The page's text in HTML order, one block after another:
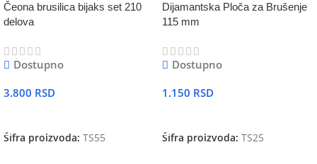
Čeona brusilica bijaks set 210
delova
Dostupno
3.800 RSD
Šifra proizvoda: TS55
Dijamantska Ploča za Brušenje
115 mm
Dostupno
1.150 RSD
Šifra proizvoda: TS25